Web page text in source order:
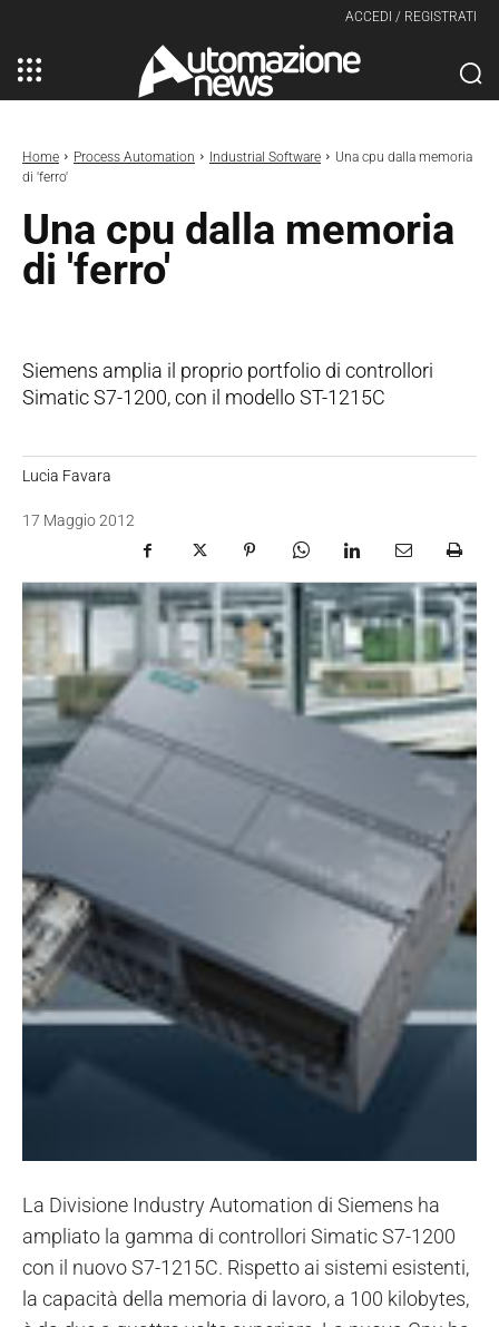
ACCEDI / REGISTRATI
Home Process Automation Industrial Software
Una cpu dalla memoria
di 'ferro'
Una cpu dalla memoria
di 'ferro'
Siemens amplia il proprio portfolio di controllori
Simatic S7-1200, con il modello ST-1215C
Lucia Favara
17 Maggio 2012
La Divisione Industry Automation di Siemens ha
ampliato la gamma di controllori Simatic S7-1200
con il nuovo S7-1215C. Rispetto ai sistemi esistenti,
la capacità della memoria di lavoro, a 100 kilobytes,